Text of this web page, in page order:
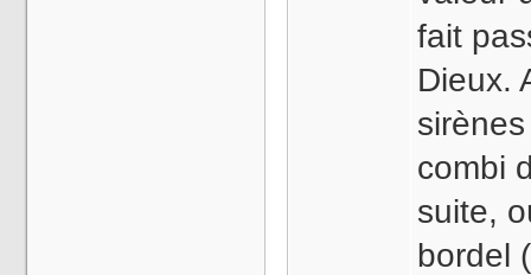
fait
Dieux.
combi
suite,
bordel